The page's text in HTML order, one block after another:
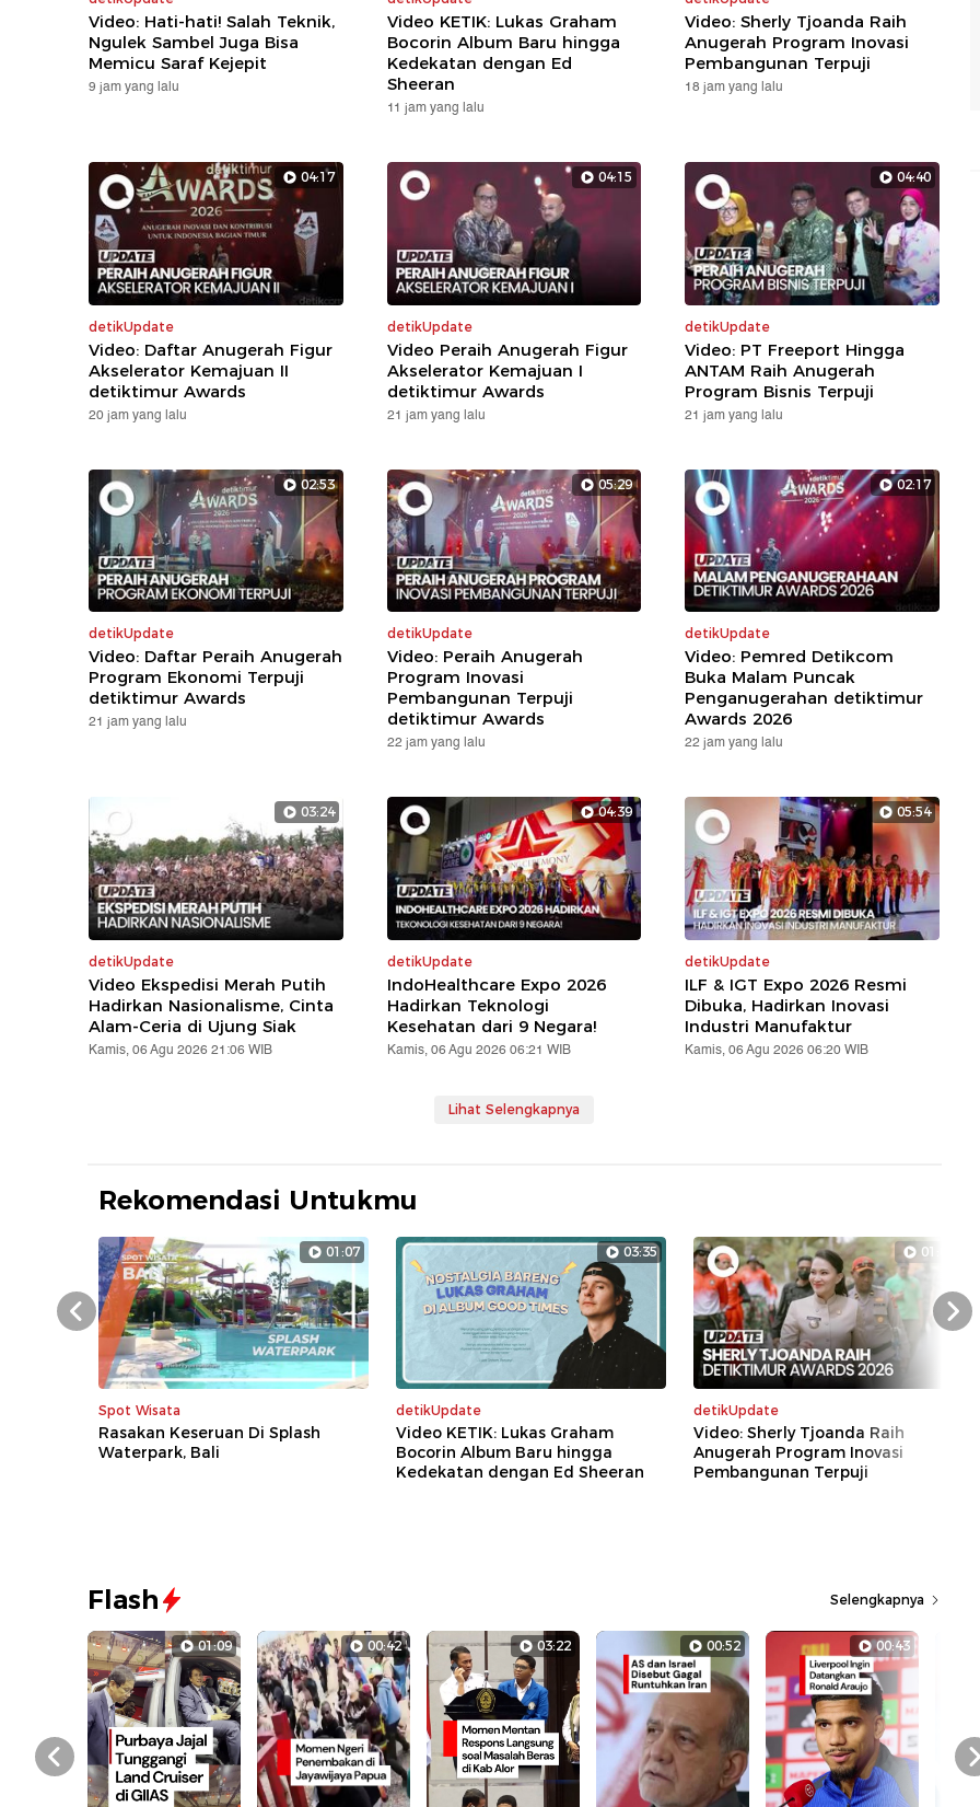
Video: Hati-hati! Salah Teknik,
Ngulek Sambel Juga Bisa
Memicu Saraf Kejepit
9 jam yang lalu
Video KETIK: Lukas Graham
Bocorin Album Baru hingga
Kedekatan dengan Ed
Sheeran
11 jam yang lalu
Video: Sherly Tjoanda Raih
Anugerah Program Inovasi
Pembangunan Terpuji
18 jam yang lalu
04:17
detikUpdate
Video: Daftar Anugerah Figur
Akselerator Kemajuan II
detiktimur Awards
20 jam yang lalu
04:15
detikUpdate
Video Peraih Anugerah Figur
Akselerator Kemajuan I
detiktimur Awards
21 jam yang lalu
04:40
detikUpdate
Video: PT Freeport Hingga
ANTAM Raih Anugerah
Program Bisnis Terpuji
21 jam yang lalu
02:53
detikUpdate
Video: Daftar Peraih Anugerah
Program Ekonomi Terpuji
detiktimur Awards
21 jam yang lalu
05:29
detikUpdate
Video: Peraih Anugerah
Program Inovasi
Pembangunan Terpuji
detiktimur Awards
22 jam yang lalu
02:17
detikUpdate
Video: Pemred Detikcom
Buka Malam Puncak
Penganugerahan detiktimur
Awards 2026
22 jam yang lalu
03:24
detikUpdate
Video Ekspedisi Merah Putih
Hadirkan Nasionalisme, Cinta
Alam-Ceria di Ujung Siak
Kamis, 06 Agu 2026 21:06 WIB
04:39
detikUpdate
IndoHealthcare Expo 2026
Hadirkan Teknologi
Kesehatan dari 9 Negara!
Kamis, 06 Agu 2026 06:21 WIB
05:54
detikUpdate
ILF & IGT Expo 2026 Resmi
Dibuka, Hadirkan Inovasi
Industri Manufaktur
Kamis, 06 Agu 2026 06:20 WIB
Lihat Selengkapnya
Rekomendasi Untukmu
01:07
Spot Wisata
Rasakan Keseruan Di Splash
Waterpark, Bali
03:35
detikUpdate
Video KETIK: Lukas Graham
Bocorin Album Baru hingga
Kedekatan dengan Ed Sheeran
01:07
detikUpdate
Video: Sherly Tjoanda Raih
Anugerah Program Inovasi
Pembangunan Terpuji
Prev Next
Flash Selengkapnya
01:09 00:42 03:22 00:52 00:43
Prev